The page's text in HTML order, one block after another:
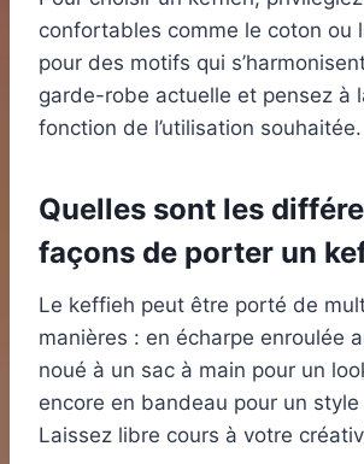
confortables comme le coton ou
pour des motifs qui
garde-robe actuelle et pensez à
fonction de l’utilisation souhaitée.
Quelles sont les
façons de porter un
Le keffieh peut être porté de
manières : en écharpe enroulée
noué à un sac à main pour un
encore en bandeau pour un
Laissez libre cours à votre